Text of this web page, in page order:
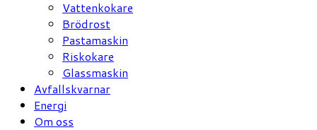
Vattenkokare
Brödrost
Pastamaskin
Riskokare
Glassmaskin
Avfallskvarnar
Energi
Om oss